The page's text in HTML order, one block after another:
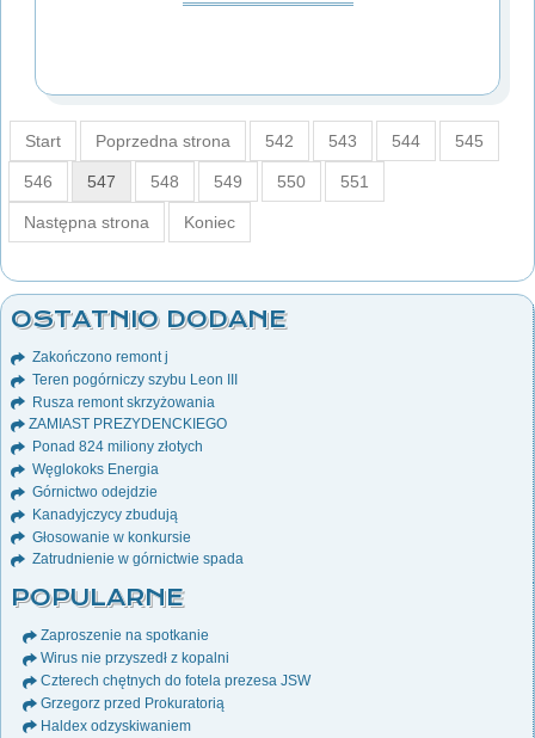
Start Poprzedna strona 542 543 544 545
546 547 548 549 550 551
Następna strona Koniec
OSTATNIO DODANE
Zakończono remont j
Teren pogórniczy szybu Leon III
Rusza remont skrzyżowania
ZAMIAST PREZYDENCKIEGO
Ponad 824 miliony złotych
Węglokoks Energia
Górnictwo odejdzie
Kanadyjczycy zbudują
Głosowanie w konkursie
Zatrudnienie w górnictwie spada
POPULARNE
Zaproszenie na spotkanie
Wirus nie przyszedł z kopalni
Czterech chętnych do fotela prezesa JSW
Grzegorz przed Prokuratorią
Haldex odzyskiwaniem